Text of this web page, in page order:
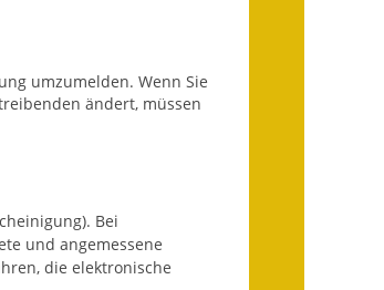
Sitzungsberichte 2017
Sitzungsberichte 2018
umzumelden. Wenn Sie
ändert, müssen
Bei
und angemessene
die elektronische